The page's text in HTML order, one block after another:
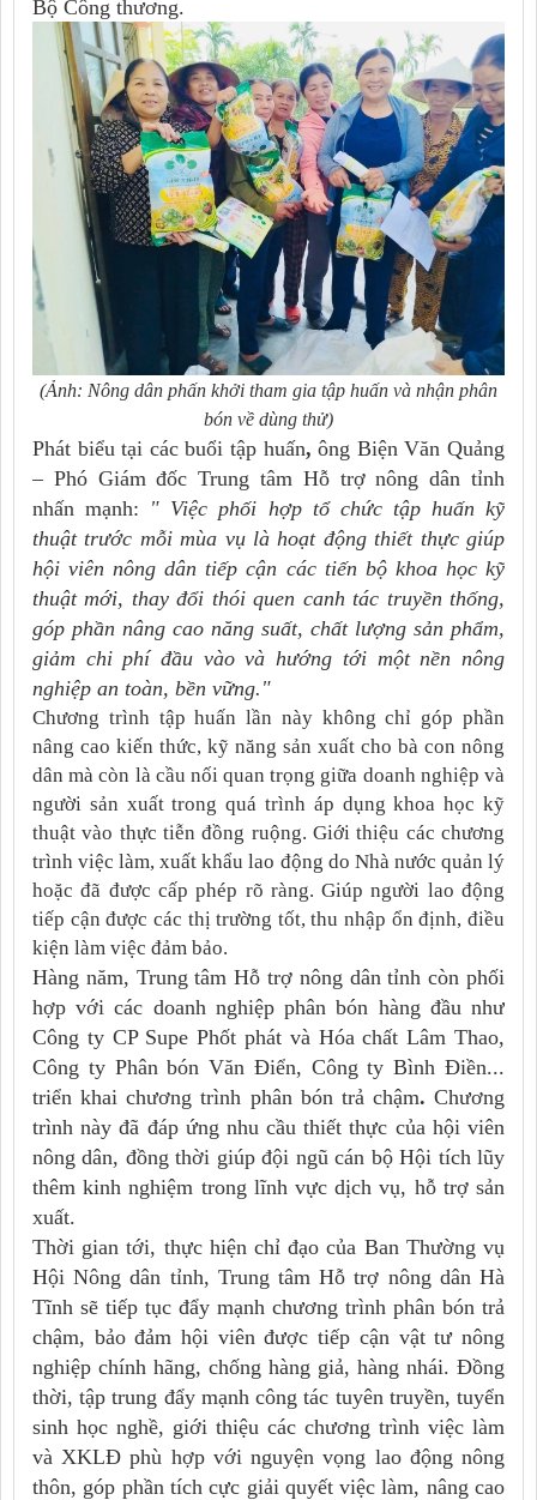
Bộ Công thương.
(Ảnh: Nông dân phấn khởi tham gia tập huấn và nhận phân
bón về dùng thử)
Phát biểu tại các buổi tập huấn,ông Biện Văn Quảng
– Phó Giám đốc Trung tâm Hỗ trợ nông dân tỉnh
nhấn mạnh: " Việc phối hợp tổ chức tập huấn kỹ
thuật trước mỗi mùa vụ là hoạt động thiết thực giúp
hội viên nông dân tiếp cận các tiến bộ khoa học kỹ
thuật mới, thay đổi thói quen canh tác truyền thống,
góp phần nâng cao năng suất, chất lượng sản phẩm,
giảm chi phí đầu vào và hướng tới một nền nông
nghiệp an toàn, bền vững."
Chương trình tập huấn lần này không chỉ góp phần
nâng cao kiến thức, kỹ năng sản xuất cho bà con nông
dân mà còn là cầu nối quan trọng giữa doanh nghiệp và
người sản xuất trong quá trình áp dụng khoa học kỹ
thuật vào thực tiễn đồng ruộng. Giới thiệu các chương
trình việc làm, xuất khẩu lao động do Nhà nước quản lý
hoặc đã được cấp phép rõ ràng. Giúp người lao động
tiếp cận được các thị trường tốt, thu nhập ổn định, điều
kiện làm việc đảm bảo.
Hàng năm, Trung tâm Hỗ trợ nông dân tỉnh còn phối
hợp với các doanh nghiệp phân bón hàng đầu như
Công ty CP Supe Phốt phát và Hóa chất Lâm Thao,
Công ty Phân bón Văn Điển, Công ty Bình Điền...
triển khaichương trình phân bón trả chậm. Chương
trình này đã đáp ứng nhu cầu thiết thực của hội viên
nông dân, đồng thời giúp đội ngũ cán bộ Hội tích lũy
thêm kinh nghiệm trong lĩnh vực dịch vụ, hỗ trợ sản
xuất.
Thời gian tới, thực hiện chỉ đạo của Ban Thường vụ
Hội Nông dân tỉnh, Trung tâm Hỗ trợ nông dân Hà
Tĩnh sẽ tiếp tục đẩy mạnh chương trình phân bón trả
chậm, bảo đảm hội viên được tiếp cận vật tư nông
nghiệp chính hãng, chống hàng giả, hàng nhái. Đồng
thời, tập trung đẩy mạnh công tác tuyên truyền, tuyển
sinh học nghề, giới thiệu các chương trình việc làm
và XKLĐ phù hợp với nguyện vọng lao động nông
thôn, góp phần tích cực giải quyết việc làm, nâng cao